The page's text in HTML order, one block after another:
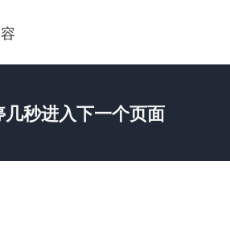
秒进入下一个页面